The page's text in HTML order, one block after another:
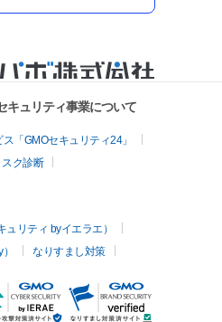
キュリティ事業について
「GMOセキュリティ24」
ク診断
リティ byイエラエ）
なりすまし対策